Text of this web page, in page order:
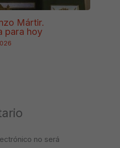
Mártir.
para hoy
no será